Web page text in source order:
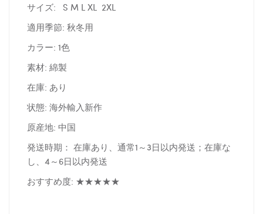
サイズ: S M L XL 2XL
適用季節: 秋冬用
カラー: 1色
素材: 綿製
在庫: あり
状態: 海外輸入新作
原産地: 中国
発送時期： 在庫あり、通常1～3日以内発送；在庫な
し、4～6日以内発送
おすすめ度: ★★★★★